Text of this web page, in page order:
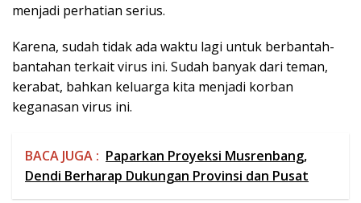
menjadi perhatian serius.
Karena, sudah tidak ada waktu lagi untuk berbantah-
bantahan terkait virus ini. Sudah banyak dari teman,
kerabat, bahkan keluarga kita menjadi korban
keganasan virus ini.
BACA JUGA : Paparkan Proyeksi Musrenbang,
Dendi Berharap Dukungan Provinsi dan Pusat